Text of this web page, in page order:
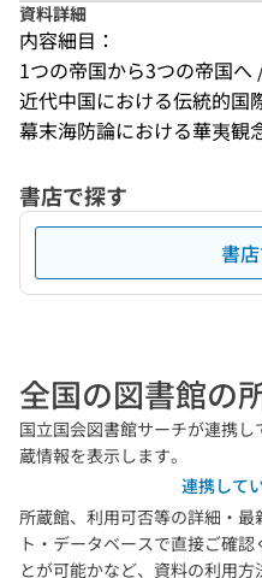
資料詳細
内容細目：
1つの帝国から3つの帝国へ
近代中国における伝統的国
幕末海防論における華夷観
書店で探す
書
全国の図書館の
国立国会図書館サーチが連携
蔵情報を表示します。
連携して
所蔵館、利用可否等の詳細・
ト・データベースで直接ご確
とが可能かなど、資料の利用